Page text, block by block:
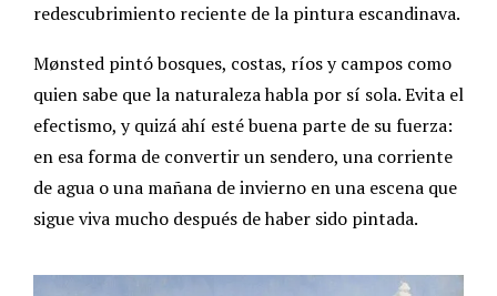
redescubrimiento reciente de la pintura escandinava.
Mønsted pintó bosques, costas, ríos y campos como
quien sabe que la naturaleza habla por sí sola. Evita el
efectismo, y quizá ahí esté buena parte de su fuerza:
en esa forma de convertir un sendero, una corriente
de agua o una mañana de invierno en una escena que
sigue viva mucho después de haber sido pintada.